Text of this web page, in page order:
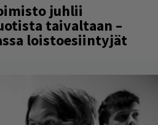
juhlii
taivaltaan –
loistoesiintyjät